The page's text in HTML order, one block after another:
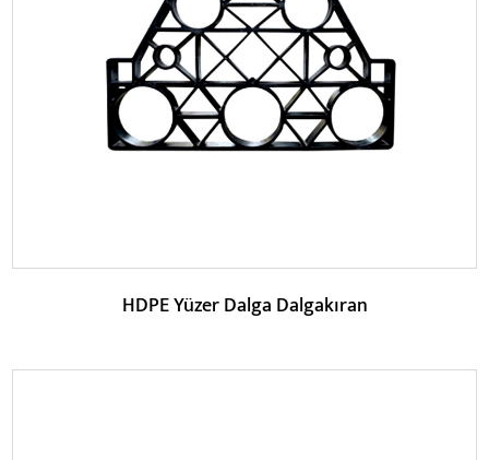
HDPE Yüzer Dalga Dalgakıran